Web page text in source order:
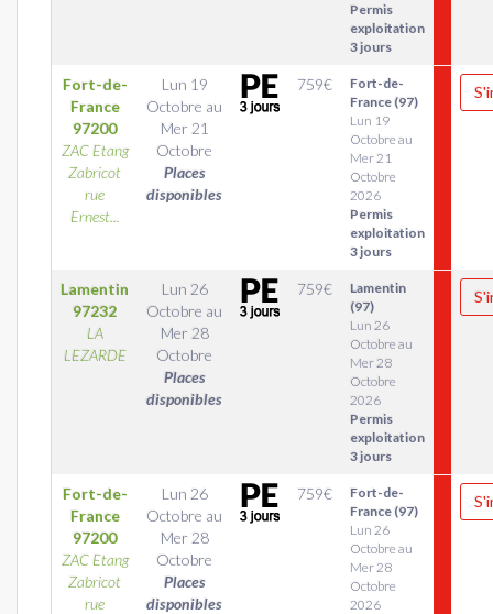
Permis
exploitation
3 jours
Fort-de-
France
97200
ZAC Etang
Zabricot
rue
Ernest...
Lun 19
Octobre au
Mer 21
Octobre
Places
disponibles
759€
Fort-de-
France (97)
Lun 19
Octobre au
Mer 21
Octobre
2026
Permis
exploitation
3 jours
Lamentin
97232
LA
LEZARDE
Lun 26
Octobre au
Mer 28
Octobre
Places
disponibles
759€
Lamentin
(97)
Lun 26
Octobre au
Mer 28
Octobre
2026
Permis
exploitation
3 jours
Fort-de-
France
97200
ZAC Etang
Zabricot
rue
Lun 26
Octobre au
Mer 28
Octobre
Places
disponibles
759€
Fort-de-
France (97)
Lun 26
Octobre au
Mer 28
Octobre
2026